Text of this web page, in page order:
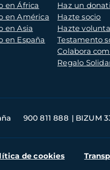
en África
en América
en Asia
en España
Haz un
Hazte socio
Hazte
Testamento
Colabora
Regalo
900 811 888 BIZUM
de cookies